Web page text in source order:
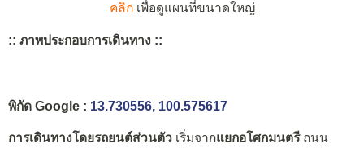
คลิกเพื่อดูแผนที่ขนาดใหญ่
:: ภาพประกอบการเดินทาง ::
พิกัด Google : 13.730556, 100.575617
การเดินทางโดยรถยนต์ส่วนตัว เริ่มจากแยกอโศกมนตรี ถนน